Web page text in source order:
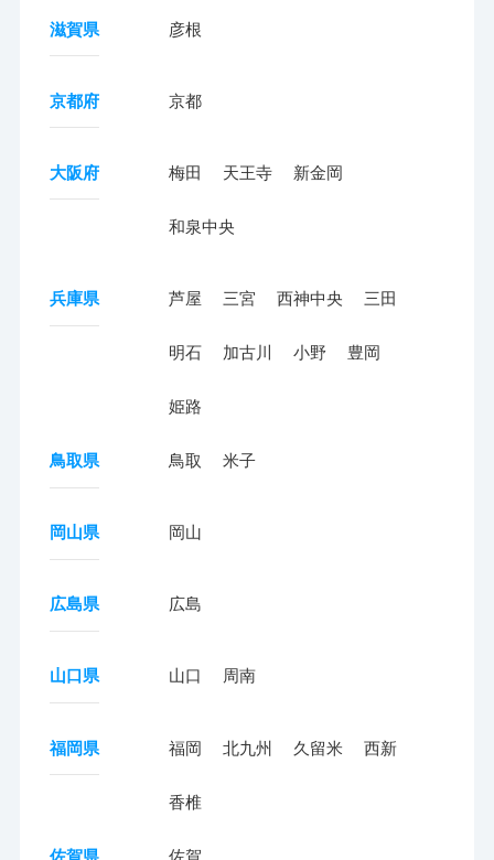
滋賀県 彦根
京都府 京都
大阪府 梅田 天王寺 新金岡
和泉中央
兵庫県 芦屋 三宮 西神中央 三田
明石 加古川 小野 豊岡
姫路
鳥取県 鳥取 米子
岡山県 岡山
広島県 広島
山口県 山口 周南
福岡県 福岡 北九州 久留米 西新
香椎
佐賀県 佐賀